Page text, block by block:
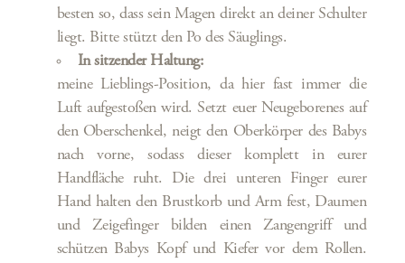
besten so, dass sein Magen direkt an deiner Schulter
liegt. Bitte stützt den Po des Säuglings.
In sitzender Haltung:
meine Lieblings-Position, da hier fast immer die
Luft aufgestoßen wird. Setzt euer Neugeborenes auf
den Oberschenkel, neigt den Oberkörper des Babys
nach vorne, sodass dieser komplett in eurer
Handfläche ruht. Die drei unteren Finger eurer
Hand halten den Brustkorb und Arm fest, Daumen
und Zeigefinger bilden einen Zangengriff und
schützen Babys Kopf und Kiefer vor dem Rollen.